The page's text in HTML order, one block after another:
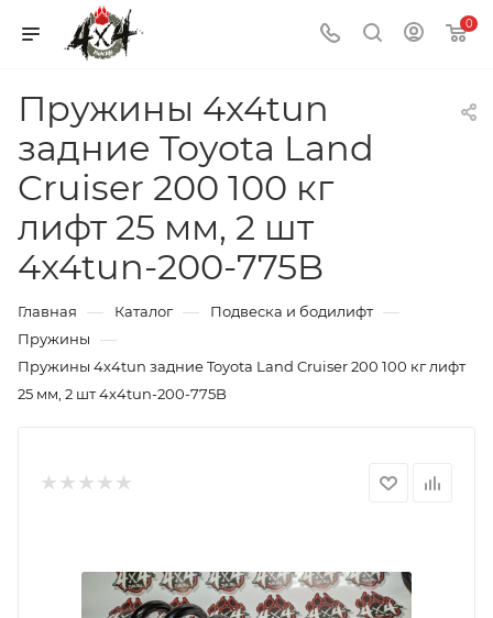
0
Пружины 4x4tun
задние Toyota Land
Cruiser 200 100 кг
лифт 25 мм, 2 шт
4x4tun-200-775B
Главная — Каталог — Подвеска и бодилифт —
Пружины —
Пружины 4x4tun задние Toyota Land Cruiser 200 100 кг лифт
25 мм, 2 шт 4x4tun-200-775B